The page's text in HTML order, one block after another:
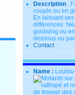
Description :
couple ou en
En laissant
différences.
goldwing ou
dessous ou
Contact
Name :